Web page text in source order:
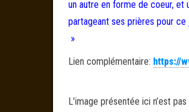
un autre en forme de coeur, et
partageant ses prières pour ce
»
Lien complémentaire: https://
L’image présentée ici n’est